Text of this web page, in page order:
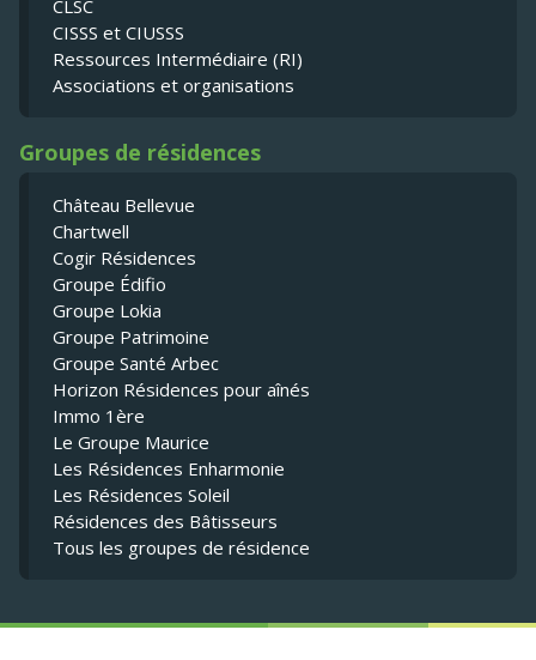
CLSC
CISSS et CIUSSS
Ressources Intermédiaire (RI)
Associations et organisations
Groupes de résidences
Château Bellevue
Chartwell
Cogir Résidences
Groupe Édifio
Groupe Lokia
Groupe Patrimoine
Groupe Santé Arbec
Horizon Résidences pour aînés
Immo 1ère
Le Groupe Maurice
Les Résidences Enharmonie
Les Résidences Soleil
Résidences des Bâtisseurs
Tous les groupes de résidence